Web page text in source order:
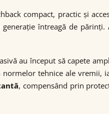
compact, practic și
întreagă de
au început să capete
tehnice ale vremii,
, compensând prin